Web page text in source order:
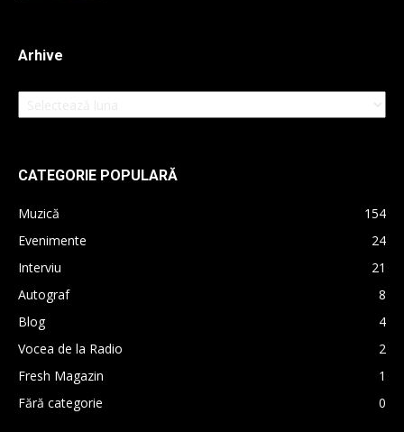
Arhive
Arhive
CATEGORIE POPULARĂ
Muzică
154
Evenimente
24
Interviu
21
Autograf
8
Blog
4
Vocea de la Radio
2
Fresh Magazin
1
Fără categorie
0